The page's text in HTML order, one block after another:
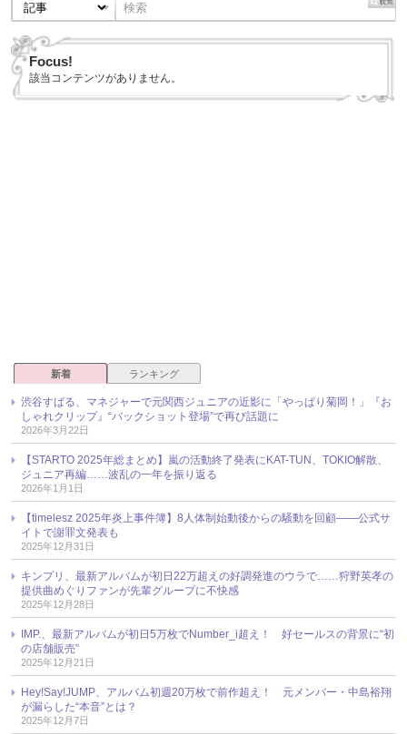
Focus!
該当コンテンツがありません。
新着 ランキング
渋谷すばる、マネジャーで元関西ジュニアの近影に「やっぱり菊岡！」『お
しゃれクリップ』“バックショット登場”で再び話題に
2026年3月22日
【STARTO 2025年総まとめ】嵐の活動終了発表にKAT-TUN、TOKIO解散、
ジュニア再編……波乱の一年を振り返る
2026年1月1日
【timelesz 2025年炎上事件簿】8人体制始動後からの騒動を回顧――公式サ
イトで謝罪文発表も
2025年12月31日
キンプリ、最新アルバムが初日22万超えの好調発進のウラで……狩野英孝の
提供曲めぐりファンが先輩グループに不快感
2025年12月28日
IMP.、最新アルバムが初日5万枚でNumber_i超え！ 好セールスの背景に“初
の店舗販売”
2025年12月21日
Hey!Say!JUMP、アルバム初週20万枚で前作超え！ 元メンバー・中島裕翔
が漏らした“本音”とは？
2025年12月7日